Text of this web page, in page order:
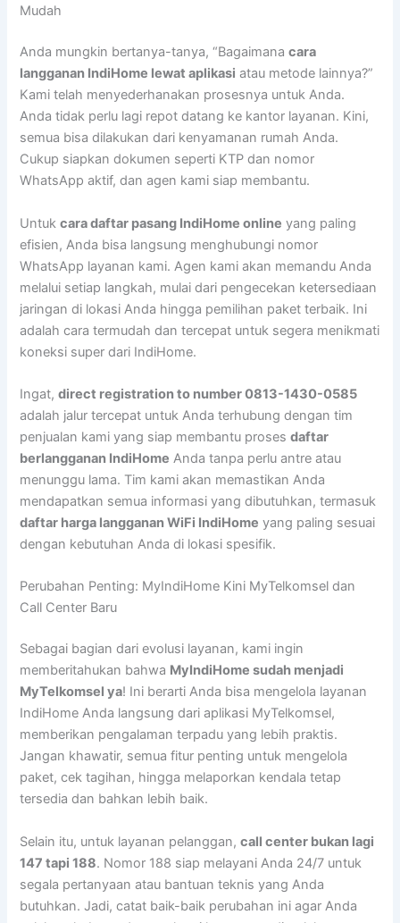
Mudah
Anda mungkin bertanya-tanya, “Bagaimanacara
langganan IndiHome lewat aplikasi atau metode lainnya?”
Kami telah menyederhanakan prosesnya untuk Anda.
Anda tidak perlu lagi repot datang ke kantor layanan. Kini,
semua bisa dilakukan dari kenyamanan rumah Anda.
Cukup siapkan dokumen seperti KTP dan nomor
WhatsApp aktif, dan agen kami siap membantu.
Untukcara daftar pasang IndiHome online yang paling
efisien, Anda bisa langsung menghubungi nomor
WhatsApp layanan kami. Agen kami akan memandu Anda
melalui setiap langkah, mulai dari pengecekan ketersediaan
jaringan di lokasi Anda hingga pemilihan paket terbaik. Ini
adalah cara termudah dan tercepat untuk segera menikmati
koneksi super dari IndiHome.
Ingat,direct registration to number 0813-1430-0585
adalah jalur tercepat untuk Anda terhubung dengan tim
penjualan kami yang siap membantu prosesdaftar
berlangganan IndiHome Anda tanpa perlu antre atau
menunggu lama. Tim kami akan memastikan Anda
mendapatkan semua informasi yang dibutuhkan, termasuk
daftar harga langganan WiFi IndiHome yang paling sesuai
dengan kebutuhan Anda di lokasi spesifik.
Perubahan Penting: MyIndiHome Kini MyTelkomsel dan
Call Center Baru
Sebagai bagian dari evolusi layanan, kami ingin
memberitahukan bahwa MyIndiHome sudah menjadi
MyTelkomsel ya! Ini berarti Anda bisa mengelola layanan
IndiHome Anda langsung dari aplikasi MyTelkomsel,
memberikan pengalaman terpadu yang lebih praktis.
Jangan khawatir, semua fitur penting untuk mengelola
paket, cek tagihan, hingga melaporkan kendala tetap
tersedia dan bahkan lebih baik.
Selain itu, untuk layanan pelanggan,call center bukan lagi
147 tapi 188. Nomor 188 siap melayani Anda 24/7 untuk
segala pertanyaan atau bantuan teknis yang Anda
butuhkan. Jadi, catat baik-baik perubahan ini agar Anda